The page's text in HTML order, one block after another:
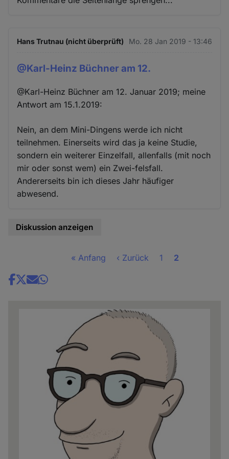
Hans Trutnau (nicht überprüft) Mo. 28 Jan 2019 - 13:46
@Karl-Heinz Büchner am 12.
@Karl-Heinz Büchner am 12. Januar 2019; meine
Antwort am 15.1.2019:
Nein, an dem Mini-Dingens werde ich nicht
teilnehmen. Einerseits wird das ja keine Studie,
sondern ein weiterer Einzelfall, allenfalls (mit noch
mir oder sonst wem) ein Zwei-felsfall.
Andererseits bin ich dieses Jahr häufiger
abwesend.
Diskussion anzeigen
Erste
« Anfang
Vorherige
‹ Zurück Seite
1 Seite
2
Share